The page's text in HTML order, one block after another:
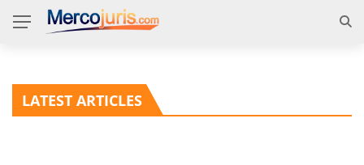
LATEST ARTICLES